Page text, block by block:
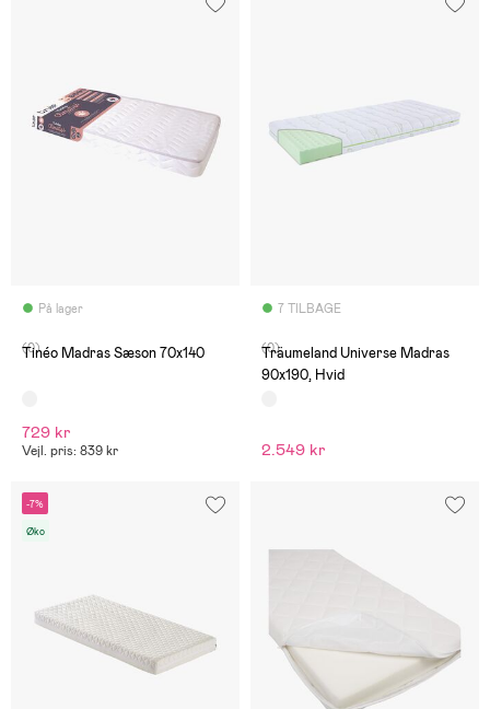
På lager
(0)
Tinéo Madras Sæson 70x140
729 kr
Vejl. pris: 839 kr
7 TILBAGE
(0)
Träumeland Universe Madras
90x190, Hvid
2.549 kr
-7%
Øko